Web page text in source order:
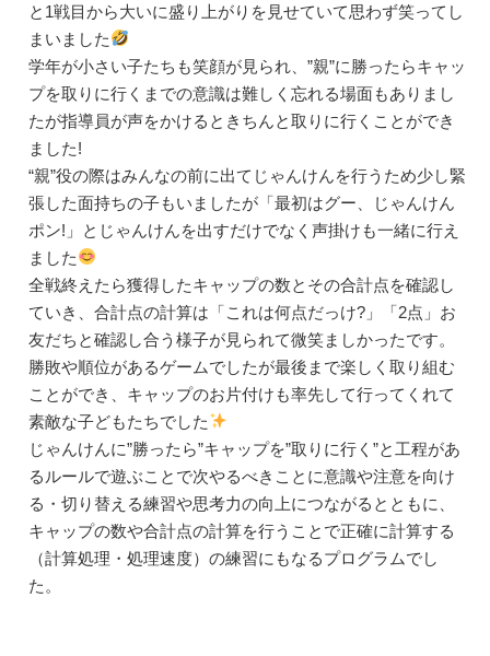
と1戦目から大いに盛り上がりを見せていて思わず笑ってし
まいました
学年が小さい子たちも笑顔が見られ、”親”に勝ったらキャッ
プを取りに行くまでの意識は難しく忘れる場面もありまし
たが指導員が声をかけるときちんと取りに行くことができ
ました!
“親”役の際はみんなの前に出てじゃんけんを行うため少し緊
張した面持ちの子もいましたが「最初はグー、じゃんけん
ポン!」とじゃんけんを出すだけでなく声掛けも一緒に行え
ました
全戦終えたら獲得したキャップの数とその合計点を確認し
ていき、合計点の計算は「これは何点だっけ?」「2点」お
友だちと確認し合う様子が見られて微笑ましかったです。
勝敗や順位があるゲームでしたが最後まで楽しく取り組む
ことができ、キャップのお片付けも率先して行ってくれて
素敵な子どもたちでした
じゃんけんに”勝ったら”キャップを”取りに行く”と工程があ
るルールで遊ぶことで次やるべきことに意識や注意を向け
る・切り替える練習や思考力の向上につながるとともに、
キャップの数や合計点の計算を行うことで正確に計算する
（計算処理・処理速度）の練習にもなるプログラムでし
た。